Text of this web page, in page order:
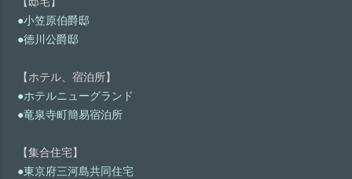
●小笠原伯爵邸
●徳川公爵邸
【ホテル、宿泊所】
●ホテルニューグランド
●竜泉寺町簡易宿泊所
【集合住宅】
●東京府三河島共同住宅